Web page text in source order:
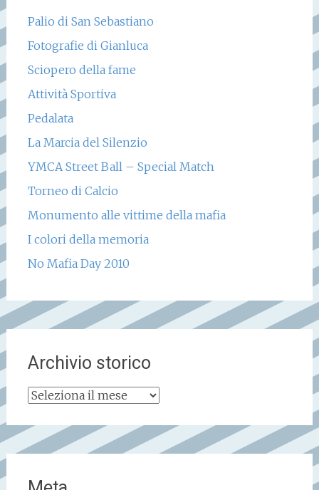
Palio di San Sebastiano
Fotografie di Gianluca
Sciopero della fame
Attività Sportiva
Pedalata
La Marcia del Silenzio
YMCA Street Ball – Special Match
Torneo di Calcio
Monumento alle vittime della mafia
I colori della memoria
No Mafia Day 2010
Archivio storico
Archivio